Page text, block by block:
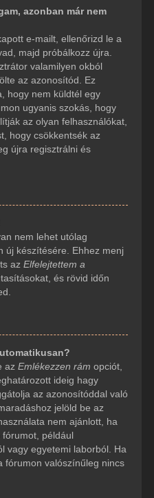
azonban már nem
e-mailt, ellenőrizd le a
majd próbálkozz újra.
valamilyen okból
az azonosítód. Ez
hogy nem küldtél egy
ugyanis szokás, hogy
az olyan felhasználókat,
hogy csökkentsék az
újra regisztrálni és
nem lehet utólag
új készítésére. Ehhez menj
az Elfelejtettem a
és rövid időn
az Emlékezzen rám opciót,
ideig hagy
az azonosítóddal való
jelöld be az
nem ajánlott, ha
például
vagy egyetemi laborból. Ha
fórumon valószínűleg nincs